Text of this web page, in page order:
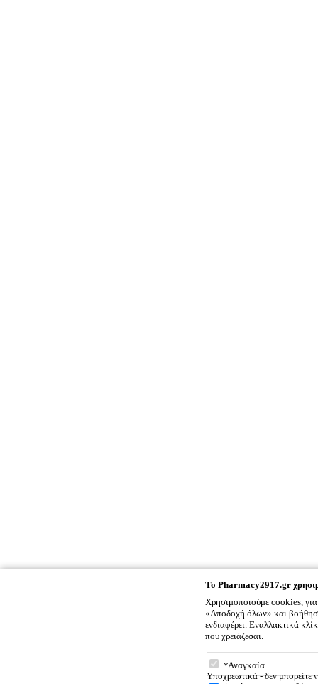
To Pharmacy2917.gr
Χρησιμοποιούμε cookies,
«Αποδοχή όλων» και
ενδιαφέρει. Εναλλακτικά
που χρειάζεσαι.
To
Αναγκαία
Υποχρεωτικά - δεν μπορείτε